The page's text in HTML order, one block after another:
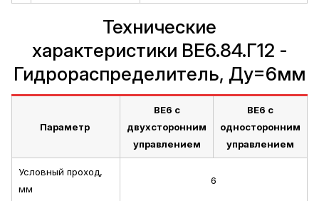
Технические
характеристики ВЕ6.84.Г12 -
Гидрораспределитель, Ду=6мм
Параметр
ВЕ6 с
двухсторонним
управлением
ВЕ6 с
односторонним
управлением
Условный проход,
мм
6